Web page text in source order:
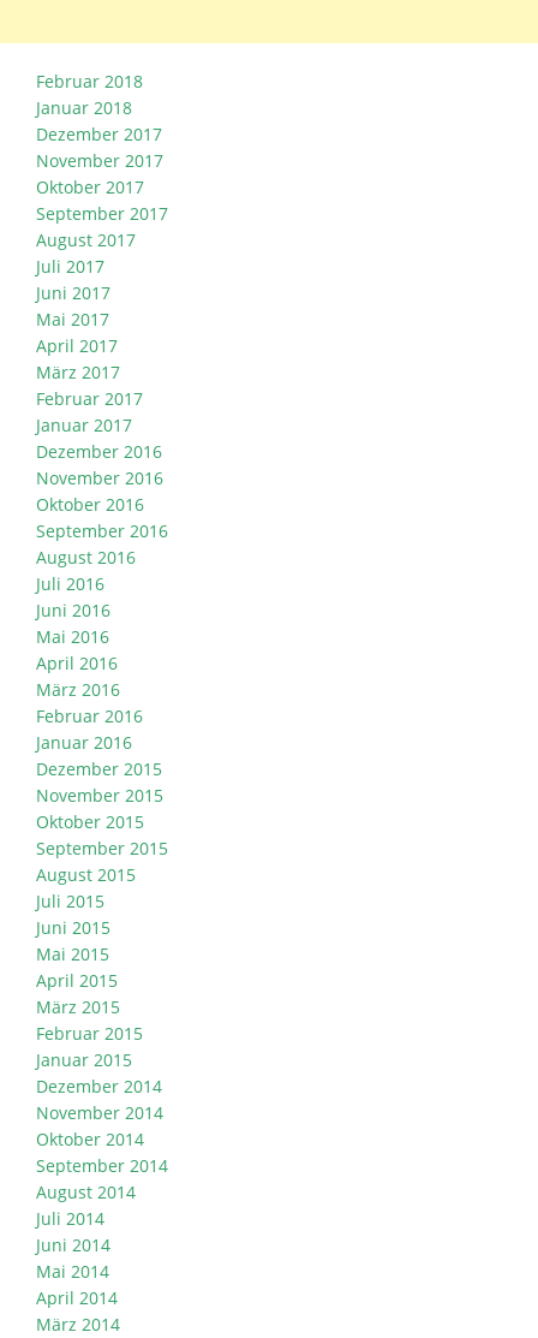
Februar 2018
Januar 2018
Dezember 2017
November 2017
Oktober 2017
September 2017
August 2017
Juli 2017
Juni 2017
Mai 2017
April 2017
März 2017
Februar 2017
Januar 2017
Dezember 2016
November 2016
Oktober 2016
September 2016
August 2016
Juli 2016
Juni 2016
Mai 2016
April 2016
März 2016
Februar 2016
Januar 2016
Dezember 2015
November 2015
Oktober 2015
September 2015
August 2015
Juli 2015
Juni 2015
Mai 2015
April 2015
März 2015
Februar 2015
Januar 2015
Dezember 2014
November 2014
Oktober 2014
September 2014
August 2014
Juli 2014
Juni 2014
Mai 2014
April 2014
März 2014